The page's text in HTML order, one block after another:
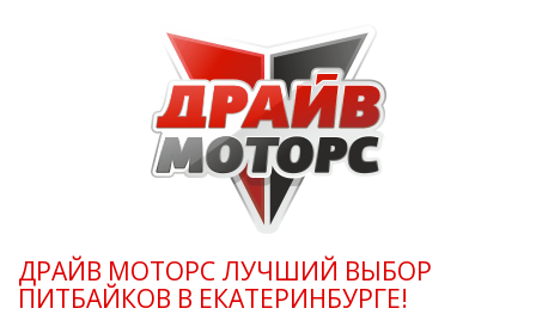
ДРАЙВ МОТОРС ЛУЧШИЙ ВЫБОР
ПИТБАЙКОВ В ЕКАТЕРИНБУРГЕ!